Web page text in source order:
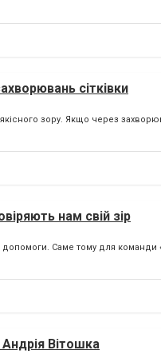
сітківки
зору. Якщо через
нам свій зір
Саме тому для команди
Вітошка